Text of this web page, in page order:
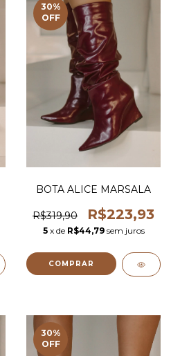
30%
OFF
BOTA ALICE MARSALA
R$319,90 R$223,93
5 x de R$44,79 sem juros
COMPRAR
30%
OFF